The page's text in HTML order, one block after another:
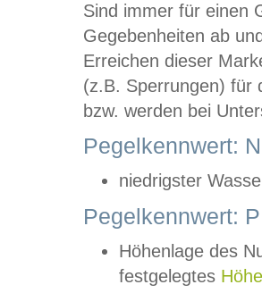
Sind immer für einen
Gegebenheiten ab
Erreichen dieser
(z.B. Sperrungen) für
bzw. werden bei
Pegelkennwert:
niedrigster
Pegelkennwert:
Höhenlage des
festgelegtes